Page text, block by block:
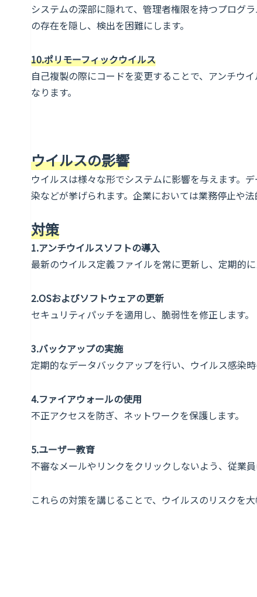
システムの深部に隠れて、管理者権限を持つプログ
の存在を隠し、検出を困難にします。
10.ポリモーフィックウイルス
自己複製の際にコードを変更することで、アンチウ
なります。
ウイルスの影響
ウイルスは様々な形でシステムに影響を与えます。
染などが挙げられます。企業においては業務停止や
対策
1.アンチウイルスソフトの導入
最新のウイルス定義ファイルを常に更新し、定期的に
2.OSおよびソフトウェアの更新
セキュリティパッチを適用し、脆弱性を修正します。
3.バックアップの実施
定期的なデータバックアップを行い、ウイルス感染時
4.ファイアウォールの使用
不正アクセスを防ぎ、ネットワークを保護します。
5.ユーザー教育
不審なメールやリンクをクリックしないよう、従業員
これらの対策を講じることで、ウイルスのリスクを